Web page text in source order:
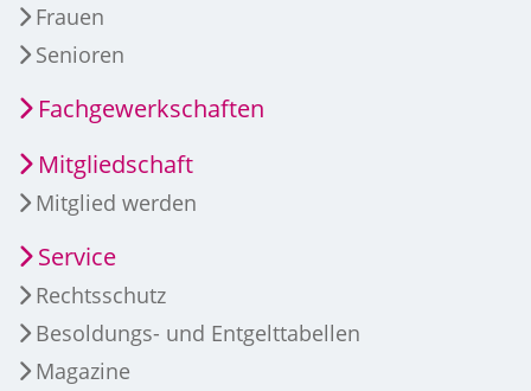
Frauen
Senioren
Fachgewerkschaften
Mitgliedschaft
Mitglied werden
Service
Rechtsschutz
Besoldungs- und Entgelttabellen
Magazine